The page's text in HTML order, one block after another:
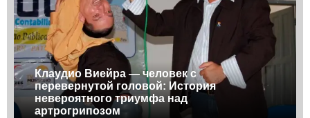
Клаудио Виейра — человек с
перевернутой головой: История
невероятного триумфа над
артрогрипозом